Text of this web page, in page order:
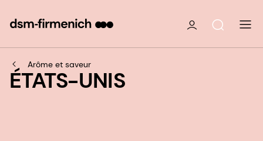
Arôme et saveur
ÉTATS-UNIS